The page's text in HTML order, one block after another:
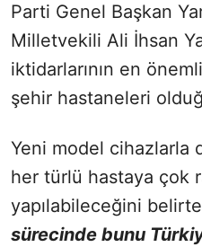
Parti Genel Başkan
Milletvekili Ali İhsan
iktidarlarının en
şehir hastaneleri
Yeni model cihazlarla
her türlü hastaya çok
yapılabileceğini
sürecinde bunu